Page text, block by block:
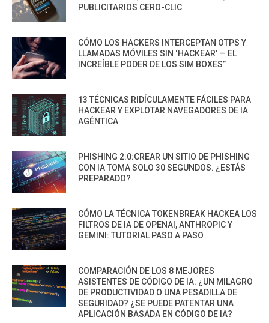
PUBLICITARIOS CERO-CLIC
CÓMO LOS HACKERS INTERCEPTAN OTPS Y
LLAMADAS MÓVILES SIN ‘HACKEAR’ — EL
INCREÍBLE PODER DE LOS SIM BOXES”
13 TÉCNICAS RIDÍCULAMENTE FÁCILES PARA
HACKEAR Y EXPLOTAR NAVEGADORES DE IA
AGÉNTICA
PHISHING 2.0:CREAR UN SITIO DE PHISHING
CON IA TOMA SOLO 30 SEGUNDOS. ¿ESTÁS
PREPARADO?
CÓMO LA TÉCNICA TOKENBREAK HACKEA LOS
FILTROS DE IA DE OPENAI, ANTHROPIC Y
GEMINI: TUTORIAL PASO A PASO
COMPARACIÓN DE LOS 8 MEJORES
ASISTENTES DE CÓDIGO DE IA: ¿UN MILAGRO
DE PRODUCTIVIDAD O UNA PESADILLA DE
SEGURIDAD? ¿SE PUEDE PATENTAR UNA
APLICACIÓN BASADA EN CÓDIGO DE IA?